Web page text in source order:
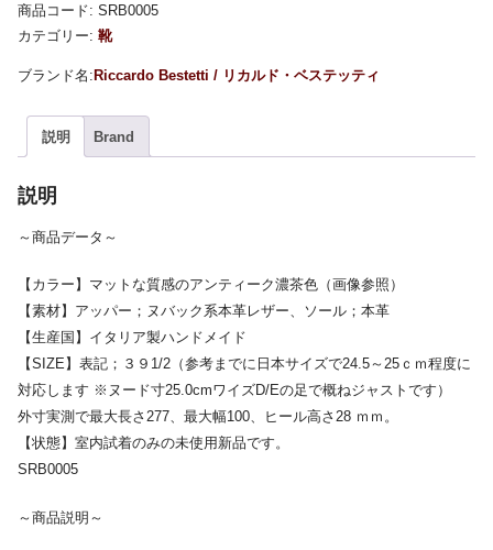
商品コード: SRB0005
カテゴリー: 靴
Riccardo Bestetti / リカルド・ベステッティ
説明 Brand
説明
～商品データ～
【カラー】マットな質感のアンティーク濃茶色（画像参照）
【素材】アッパー；ヌバック系本革レザー、ソール；本革
【生産国】イタリア製ハンドメイド
【SIZE】表記；３９1/2（参考までに日本サイズで24.5～25ｃｍ程度に
対応します ※ヌード寸25.0cmワイズD/Eの足で概ねジャストです）
外寸実測で最大長さ277、最大幅100、ヒール高さ28 ｍｍ。
【状態】室内試着のみの未使用新品です。
SRB0005
～商品説明～